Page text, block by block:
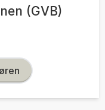
(GVB)